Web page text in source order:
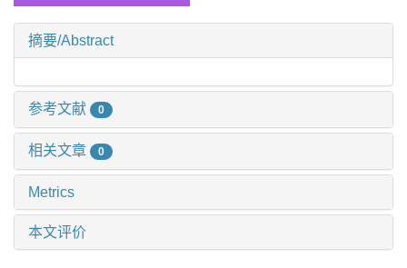
摘要/Abstract
参考文献 0
相关文章 0
Metrics
本文评价